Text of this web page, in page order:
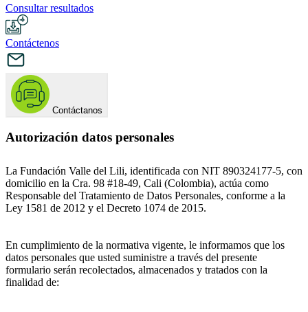
Consultar resultados
Contáctenos
Contáctanos
Autorización datos personales
La Fundación Valle del Lili, identificada con NIT 890324177-5, con
domicilio en la Cra. 98 #18-49, Cali (Colombia), actúa como
Responsable del Tratamiento de Datos Personales, conforme a la
Ley 1581 de 2012 y el Decreto 1074 de 2015.
En cumplimiento de la normativa vigente, le informamos que los
datos personales que usted suministre a través del presente
formulario serán recolectados, almacenados y tratados con la
finalidad de: